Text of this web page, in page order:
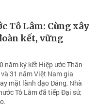
Tô Lâm: Cùng xây
kết, vững
năm ký kết Hiệp ước Thân
31 năm Việt Nam gia
mặt lãnh đạo Đảng, Nhà
Tô Lâm đã tiếp Đại sứ,